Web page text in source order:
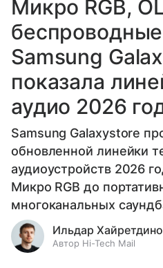
Микро RGB,
Samsung
показала
аудио 2026
Samsung Galaxystore
обновленной линейки
аудиоустройств 2026
Микро RGB до
многоканальных
Ильдар
Автор Hi-Tech Mail